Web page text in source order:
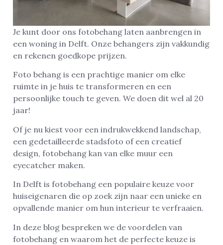
Je kunt door ons fotobehang laten aanbrengen in
een woning in Delft. Onze behangers zijn vakkundig
en rekenen goedkope prijzen.
Foto behang is een prachtige manier om elke
ruimte in je huis te transformeren en een
persoonlijke touch te geven. We doen dit wel al 20
jaar!
Of je nu kiest voor een indrukwekkend landschap,
een gedetailleerde stadsfoto of een creatief
design, fotobehang kan van elke muur een
eyecatcher maken.
In Delft is fotobehang een populaire keuze voor
huiseigenaren die op zoek zijn naar een unieke en
opvallende manier om hun interieur te verfraaien.
In deze blog bespreken we de voordelen van
fotobehang en waarom het de perfecte keuze is